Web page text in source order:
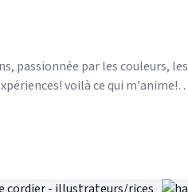
passionnée par les couleurs,
voilà ce qui m'anime!
discuter de vis envies!